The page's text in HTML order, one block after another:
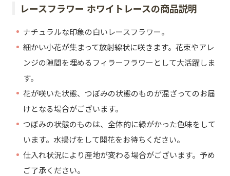
レースフラワー ホワイトレースの商品説明
ナチュラルな印象の白いレースフラワー。
細かい小花が集まって放射線状に咲きます。花束やアレ
ンジの隙間を埋めるフィラーフラワーとして大活躍しま
す。
花が咲いた状態、つぼみの状態のものが混ざってのお届
けとなる場合がございます。
つぼみの状態のものは、全体的に緑がかった色味をして
います。水揚げをして開花をお待ちください。
仕入れ状況により産地が変わる場合がございます。予め
ご了承ください。